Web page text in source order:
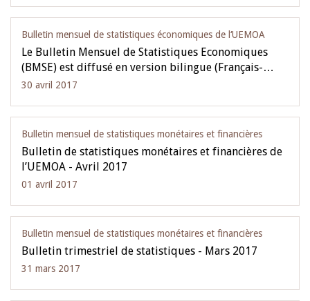
Bulletin mensuel de statistiques économiques de l‘UEMOA
Le Bulletin Mensuel de Statistiques Economiques
(BMSE) est diffusé en version bilingue (Français-…
30 avril 2017
Bulletin mensuel de statistiques monétaires et financières
Bulletin de statistiques monétaires et financières de
l’UEMOA - Avril 2017
01 avril 2017
Bulletin mensuel de statistiques monétaires et financières
Bulletin trimestriel de statistiques - Mars 2017
31 mars 2017